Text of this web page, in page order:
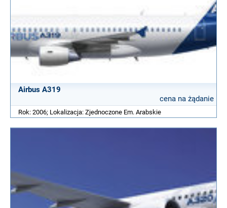
Airbus A319
cena na żądanie
Rok: 2006; Lokalizacja: Zjednoczone Em. Arabskie